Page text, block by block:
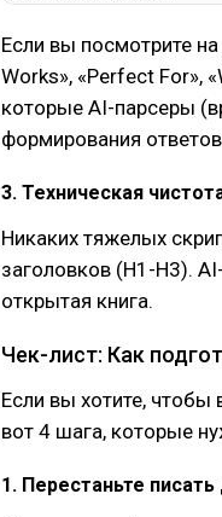
Если вы посмотрите
Works», «Perfect For»,
которые AI-парсеры
формирования
3. Техническая
Никаких тяжелых
заголовков (H1-H3).
открытая книга.
Чек-лист: Как
Если вы хотите,
вот 4 шага, которые
1. Перестаньте